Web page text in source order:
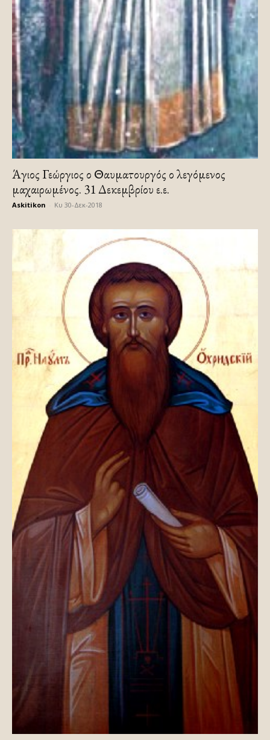
Άγιος Γεώργιος ο Θαυματουργός ο λεγόμενος
μαχαιρωμένος. 31 Δεκεμβρίου ε.ε.
Askitikon Κυ 30-Δεκ-2018